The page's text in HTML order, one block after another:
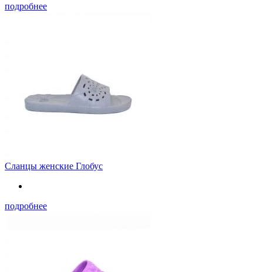
подробнее
Сланцы женские Глобус
подробнее